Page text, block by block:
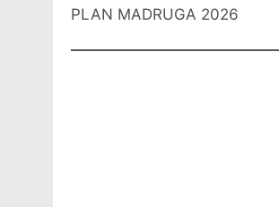
PLAN MADRUGA 2026